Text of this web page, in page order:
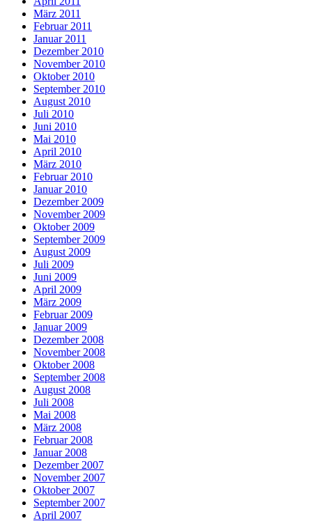
März 2011
Februar 2011
Januar 2011
Dezember 2010
November 2010
Oktober 2010
September 2010
August 2010
Juli 2010
Juni 2010
Mai 2010
April 2010
März 2010
Februar 2010
Januar 2010
Dezember 2009
November 2009
Oktober 2009
September 2009
August 2009
Juli 2009
Juni 2009
April 2009
März 2009
Februar 2009
Januar 2009
Dezember 2008
November 2008
Oktober 2008
September 2008
August 2008
Juli 2008
Mai 2008
März 2008
Februar 2008
Januar 2008
Dezember 2007
November 2007
Oktober 2007
September 2007
April 2007